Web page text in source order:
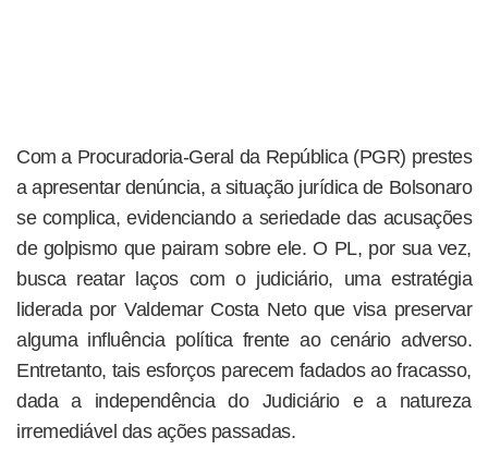
Com a Procuradoria-Geral da República (PGR) prestes
a apresentar denúncia, a situação jurídica de Bolsonaro
se complica, evidenciando a seriedade das acusações
de golpismo que pairam sobre ele. O PL, por sua vez,
busca reatar laços com o judiciário, uma estratégia
liderada por Valdemar Costa Neto que visa preservar
alguma influência política frente ao cenário adverso.
Entretanto, tais esforços parecem fadados ao fracasso,
dada a independência do Judiciário e a natureza
irremediável das ações passadas.